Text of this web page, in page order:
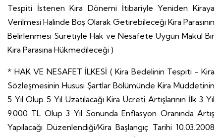
Tespiti İstenen Kira Dönemi İtibariyle Yeniden Kiraya
Verilmesi Halinde Boş Olarak Getirebileceği Kira Parasının
Belirlenmesi Suretiyle Hak ve Nesafete Uygun Makul Bir
Kira Parasına Hükmedileceği )
* HAK VE NESAFET İLKESİ ( Kira Bedelinin Tespiti - Kira
Sözleşmesinin Hususi Şartlar Bölümünde Kira Müddetinin
5 Yıl Olup 5 Yıl Uzatılacağı Kira Ücreti Artışlarının İlk 3 Yıl
9.000 TL Olup 3 Yıl Sonunda Enflasyon Oranında Artış
Yapılacağı Düzenlendiği/Kira Başlangıç Tarihi 10.03.2008